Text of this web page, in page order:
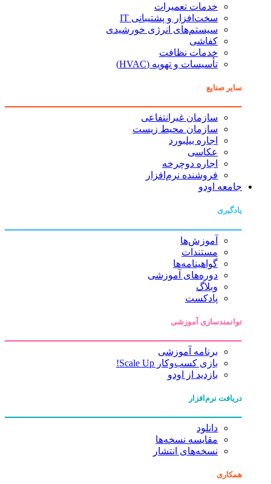
خدمات تعمیرات
سخت‌افزار و پشتیبانی IT
سیستم‌های انرژی خورشیدی
کفاشی
خدمات نظافت
تأسیسات و تهویه (HVAC)
سایر صنایع
سازمان غیرانتفاعی
سازمان محیط زیست
اجاره بیلبورد
عکاسی
اجاره دوچرخه
فروشنده نرم‌افزار
جامعه اودو
یادگیری
آموزش‌ها
مستندات
گواهینامه‌ها
دوره‌های آموزشی
وبلاگ
پادکست
توانمندسازی آموزشی
برنامه آموزشی
بازی کسب‌وکار Scale Up!
بازدید از اودو
دریافت نرم‌افزار
دانلود
مقایسه نسخه‌ها
نسخه‌های انتشار
همکاری